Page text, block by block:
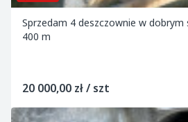
Sprzedam 4 deszczownie w
400 m
20 000,00 zł / szt